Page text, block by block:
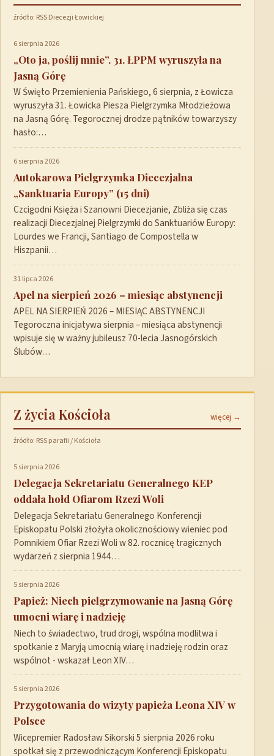
źródło: RSS Diecezji Łowickiej
6 sierpnia 2026
„Oto ja, poślij mnie”. 31. ŁPPM wyruszyła na
Jasną Górę
W Święto Przemienienia Pańskiego, 6 sierpnia, z Łowicza
wyruszyła 31. Łowicka Piesza Pielgrzymka Młodzieżowa
na Jasną Górę. Tegorocznej drodze pątników towarzyszy
hasło:…
6 sierpnia 2026
Autokarowa Pielgrzymka Diecezjalna
„Sanktuaria Europy” (15 dni)
Czcigodni Księża i Szanowni Diecezjanie, Zbliża się czas
realizacji Diecezjalnej Pielgrzymki do Sanktuariów Europy:
Lourdes we Francji, Santiago de Compostella w
Hiszpanii…
31 lipca 2026
Apel na sierpień 2026 – miesiąc abstynencji
APEL NA SIERPIEŃ 2026 – MIESIĄC ABSTYNENCJI
Tegoroczna inicjatywa sierpnia – miesiąca abstynencji
wpisuje się w ważny jubileusz 70-lecia Jasnogórskich
Ślubów…
Z życia Kościoła więcej →
źródło: RSS parafii / Kościoła
5 sierpnia 2026
Delegacja Sekretariatu Generalnego KEP
oddała hołd Ofiarom Rzezi Woli
Delegacja Sekretariatu Generalnego Konferencji
Episkopatu Polski złożyła okolicznościowy wieniec pod
Pomnikiem Ofiar Rzezi Woli w 82. rocznicę tragicznych
wydarzeń z sierpnia 1944…
5 sierpnia 2026
Papież: Niech pielgrzymowanie na Jasną Górę
umocni wiarę i nadzieję
Niech to świadectwo, trud drogi, wspólna modlitwa i
spotkanie z Maryją umocnią wiarę i nadzieję rodzin oraz
wspólnot - wskazał Leon XIV…
5 sierpnia 2026
Przygotowania do wizyty papieża Leona XIV w
Polsce
Wicepremier Radosław Sikorski 5 sierpnia 2026 roku
spotkał się z przewodniczącym Konferencji Episkopatu